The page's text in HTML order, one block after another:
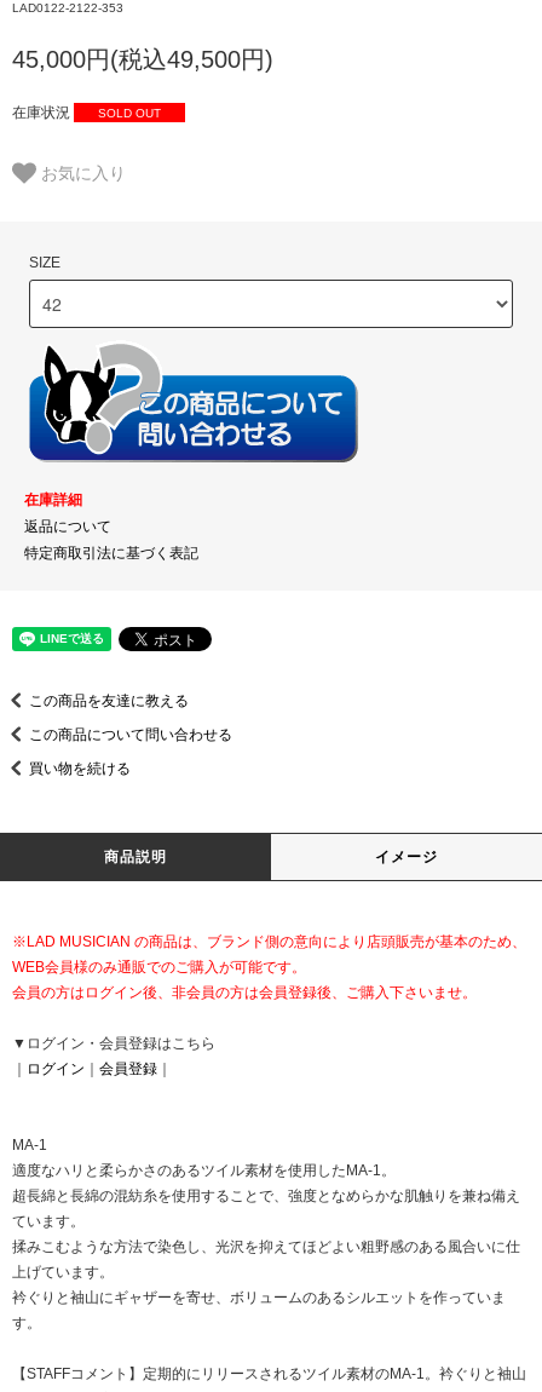
LAD0122-2122-353
45,000円(税込49,500円)
在庫状況 SOLD OUT
お気に入り
SIZE
在庫詳細
返品について
特定商取引法に基づく表記
この商品を友達に教える
この商品について問い合わせる
買い物を続ける
商品説明 イメージ
※LAD MUSICIAN の商品は、ブランド側の意向により店頭販売が基本のため、
WEB会員様のみ通販でのご購入が可能です。
会員の方はログイン後、非会員の方は会員登録後、ご購入下さいませ。
▼ログイン・会員登録はこちら
ログイン 会員登録
MA-1
適度なハリと柔らかさのあるツイル素材を使用したMA-1。
超長綿と長綿の混紡糸を使用することで、強度となめらかな肌触りを兼ね備え
ています。
揉みこむような方法で染色し、光沢を抑えてほどよい粗野感のある風合いに仕
上げています。
衿ぐりと袖山にギャザーを寄せ、ボリュームのあるシルエットを作っていま
す。
【STAFFコメント】定期的にリリースされるツイル素材のMA-1。衿ぐりと袖山